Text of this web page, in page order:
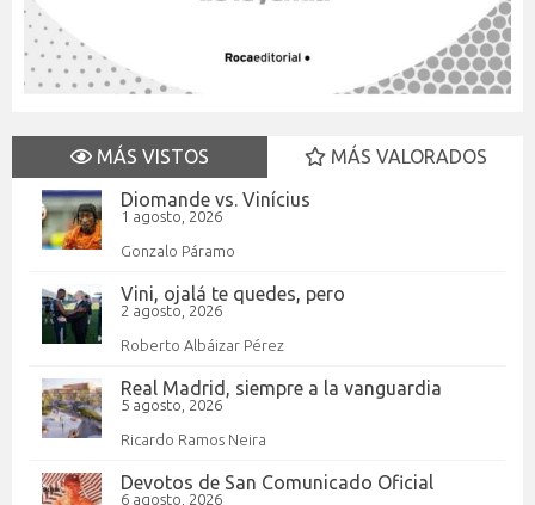
MÁS VISTOS
MÁS VALORADOS
Diomande vs. Vinícius
1 agosto, 2026
Gonzalo Páramo
Vini, ojalá te quedes, pero
2 agosto, 2026
Roberto Albáizar Pérez
Real Madrid, siempre a la vanguardia
5 agosto, 2026
Ricardo Ramos Neira
Devotos de San Comunicado Oficial
6 agosto, 2026